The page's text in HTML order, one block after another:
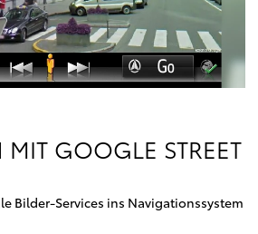
GOOGLE STREET
Bilder-Services ins Navigationssystem